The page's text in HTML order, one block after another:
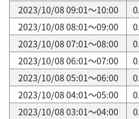
2023/10/08 09:01～10:00
2023/10/08 08:01～09:00
2023/10/08 07:01～08:00
2023/10/08 06:01～07:00
2023/10/08 05:01～06:00
2023/10/08 04:01～05:00
2023/10/08 03:01～04:00